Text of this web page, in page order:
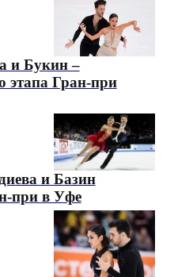
и Букин –
этапа Гран-при
и Базин
при в Уфе